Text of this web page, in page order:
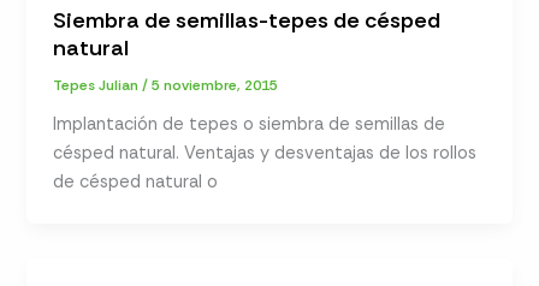
Siembra de semillas-tepes de césped
natural
Tepes Julian/5 noviembre, 2015
Implantación de tepes o siembra de semillas de
césped natural. Ventajas y desventajas de los rollos
de césped natural o